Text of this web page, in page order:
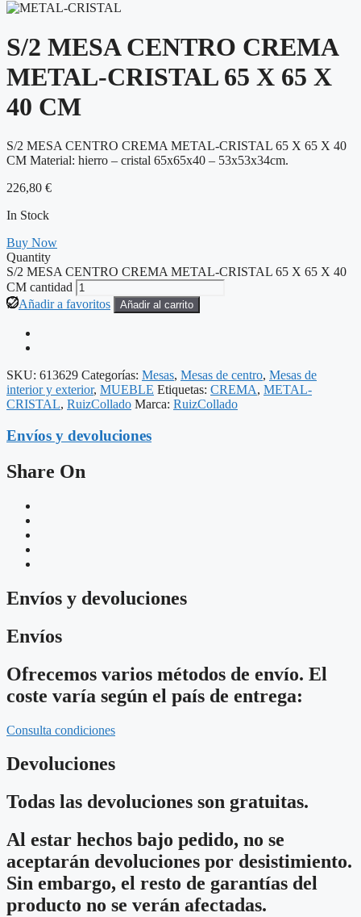
S/2 MESA CENTRO CREMA
METAL-CRISTAL 65 X 65 X
40 CM
S/2 MESA CENTRO CREMA METAL-CRISTAL 65 X 65 X 40
CM Material: hierro – cristal 65x65x40 – 53x53x34cm.
226,80 €
In Stock
Buy Now
Quantity
S/2 MESA CENTRO CREMA METAL-CRISTAL 65 X 65 X 40
CM cantidad
Añadir a favoritos
Añadir al carrito
SKU: 613629 Categorías: Mesas, Mesas de centro, Mesas de
interior y exterior, MUEBLE Etiquetas: CREMA, METAL-
CRISTAL, RuizCollado Marca: RuizCollado
Envíos y devoluciones
Share On
Envíos y devoluciones
Envíos
Ofrecemos varios métodos de envío. El
coste varía según el país de entrega:
Consulta condiciones
Devoluciones
Todas las devoluciones son gratuitas.
Al estar hechos bajo pedido, no se
aceptarán devoluciones por desistimiento.
Sin embargo, el resto de garantías del
producto no se verán afectadas.